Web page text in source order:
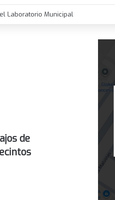
Laboratorio Municipal
de